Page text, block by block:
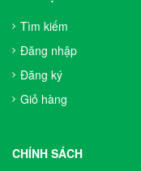
Tìm kiếm
Đăng nhập
Đăng ký
Giỏ hàng
CHÍNH SÁCH